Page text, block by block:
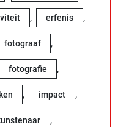
, erfenis ,
fotograaf ,
fotografie ,
, impact ,
,